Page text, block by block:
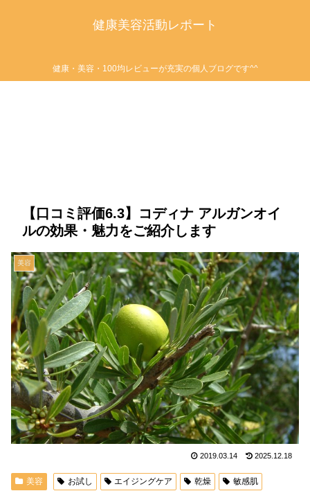
健康美容活動レポート
健康・美容・100均レビューが充実の個人ブログです^^
【口コミ評価6.3】コディナ アルガンオイ
ルの効果・魅力をご紹介します
美容
2019.03.14 2025.12.18
美容 お試し エイジングケア 乾燥
敏感肌